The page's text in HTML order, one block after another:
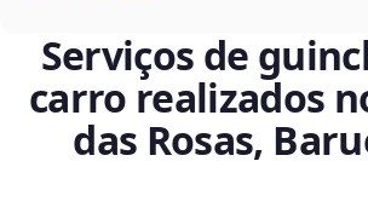
Serviços de
carro realizados
das Rosas,